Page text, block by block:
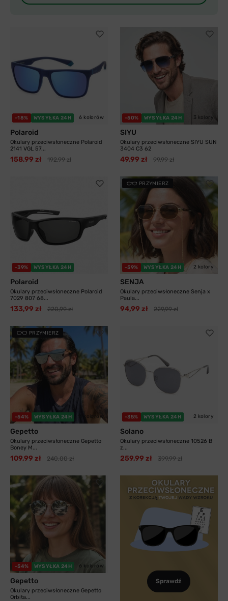
-18% WYSYŁKA 24H 6 kolorów
Polaroid
Okulary przeciwsłoneczne Polaroid
2141 VGL 57...
158,99 zł 192,99 zł
-50% WYSYŁKA 24H 3 kolory
SIYU
Okulary przeciwsłoneczne SIYU SUN
3404 C3 62
49,99 zł 99,99 zł
-39% WYSYŁKA 24H
Polaroid
Okulary przeciwsłoneczne Polaroid
7029 807 68...
133,99 zł 220,99 zł
PRZYMIERZ
-59% WYSYŁKA 24H 2 kolory
SENJA
Okulary przeciwsłoneczne Senja x
Paula...
94,99 zł 229,99 zł
PRZYMIERZ
-54% WYSYŁKA 24H 11 kolorów
Gepetto
Okulary przeciwsłoneczne Gepetto
Boney M...
109,99 zł 240,00 zł
-35% WYSYŁKA 24H 2 kolory
Solano
Okulary przeciwsłoneczne 10526 B
z...
259,99 zł 399,99 zł
-54% WYSYŁKA 24H 6 kolorów
Gepetto
Okulary przeciwsłoneczne Gepetto
Orbita...
Sprawdź